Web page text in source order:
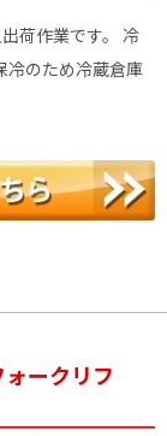
荷作業です。 冷
冷のため冷蔵倉庫
ォークリフ